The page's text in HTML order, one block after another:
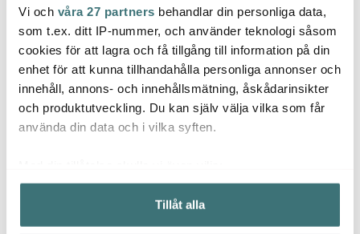
Vi och våra 27 partners behandlar din personliga data,
som t.ex. ditt IP-nummer, och använder teknologi såsom
cookies för att lagra och få tillgång till information på din
enhet för att kunna tillhandahålla personliga annonser och
innehåll, annons- och innehållsmätning, åskådarinsikter
och produktutveckling. Du kan själv välja vilka som får
använda din data och i vilka syften.
Samla in information om din geografiska plats som
kan ha en noggrannhet på upp till flera meter
Identifiera din enhet genom att aktivt skanna den för
Tillåt alla
Zwilling
Fresh & Save
Vinförslutare Vakuum
59 kr
I lager
Zwilling
Pro Äppelurkärnare 23
cm
249 kr
Få i lager
Pico
299
Låt dig inspireras av våra kunder